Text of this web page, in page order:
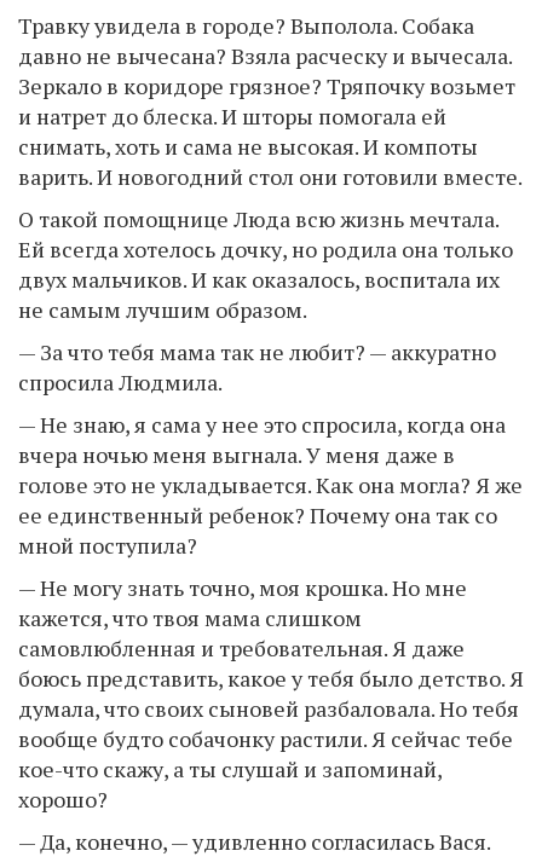
Травку увидела в городе? Выполола. Собака
давно не вычесана? Взяла расческу и вычесала.
Зеркало в коридоре грязное? Тряпочку возьмет
и натрет до блеска. И шторы помогала ей
снимать, хоть и сама не высокая. И компоты
варить. И новогодний стол они готовили вместе.
О такой помощнице Люда всю жизнь мечтала.
Ей всегда хотелось дочку, но родила она только
двух мальчиков. И как оказалось, воспитала их
не самым лучшим образом.
— За что тебя мама так не любит? — аккуратно
спросила Людмила.
— Не знаю, я сама у нее это спросила, когда она
вчера ночью меня выгнала. У меня даже в
голове это не укладывается. Как она могла? Я же
ее единственный ребенок? Почему она так со
мной поступила?
— Не могу знать точно, моя крошка. Но мне
кажется, что твоя мама слишком
самовлюбленная и требовательная. Я даже
боюсь представить, какое у тебя было детство. Я
думала, что своих сыновей разбаловала. Но тебя
вообще будто собачонку растили. Я сейчас тебе
кое-что скажу, а ты слушай и запоминай,
хорошо?
— Да, конечно, — удивленно согласилась Вася.